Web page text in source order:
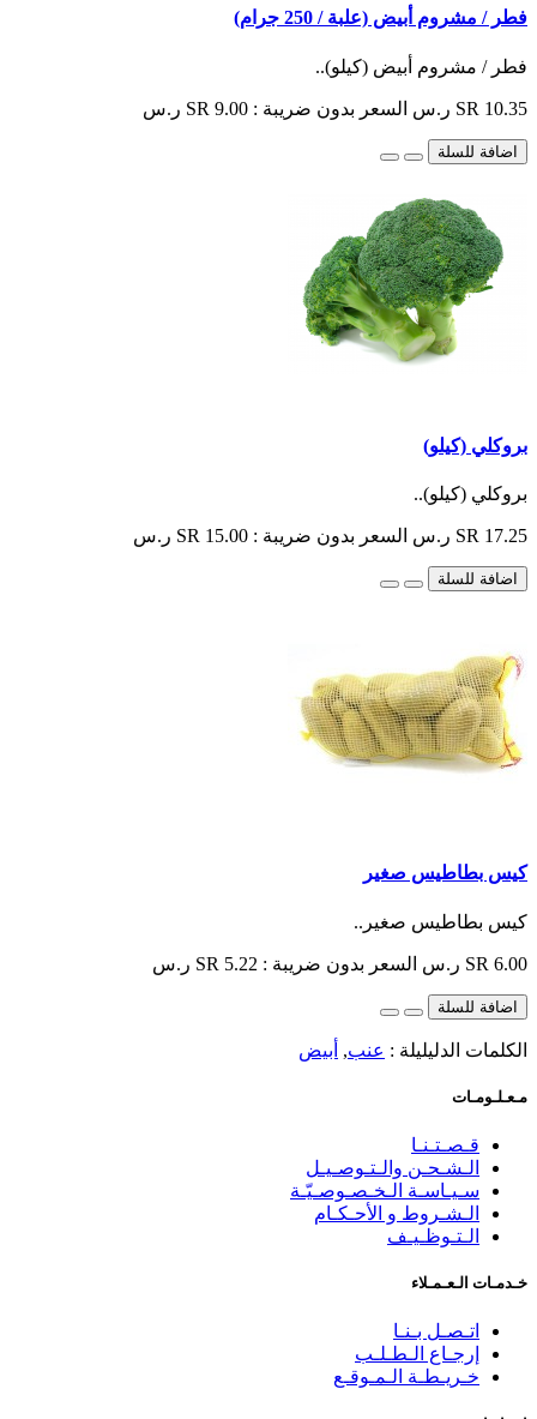
فطر / مشروم أبيض (علبة / 250 جرام)
فطر / مشروم أبيض (كيلو)..
SR 10.35 ر.س السعر بدون ضريبة : SR 9.00 ر.س
اضافة للسلة
بروكلي (كيلو)
بروكلي (كيلو)..
SR 17.25 ر.س السعر بدون ضريبة : SR 15.00 ر.س
اضافة للسلة
كيس بطاطيس صغير
كيس بطاطيس صغير..
SR 6.00 ر.س السعر بدون ضريبة : SR 5.22 ر.س
اضافة للسلة
الكلمات الدليليلة : عنب, أبيض
مـعـلـومـات
قـصـتـنـا
الـشـحـن والـتـوصـيـل
سـيـاسـة الـخـصـوصـيّـة
الـشـروط و الأحـكـام
الـتـوظـيـف
خـدمـات الـعـمـلاء
اتـصـل بـنـا
إرجـاع الـطـلـب
خـريـطـة الـمـوقـع